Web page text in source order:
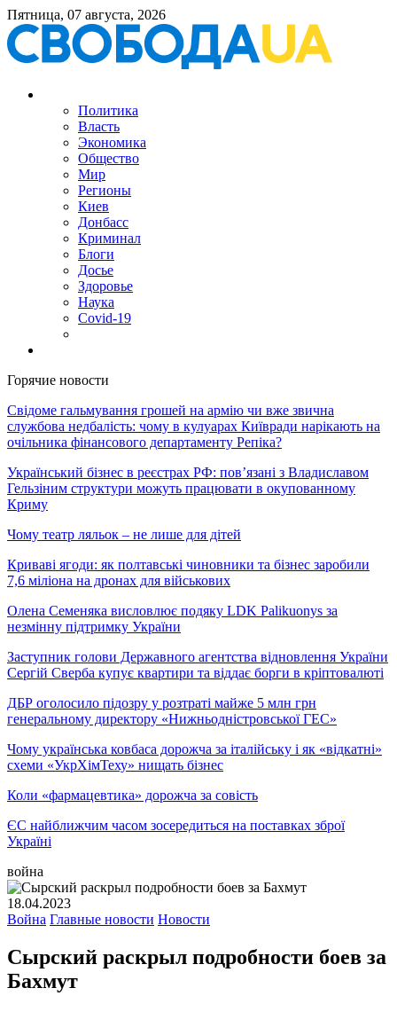
Пятница, 07 августа, 2026
Политика
Власть
Экономика
Общество
Мир
Регионы
Киев
Донбасс
Криминал
Блоги
Досье
Здоровье
Наука
Covid-19
Горячие новости
Свідоме гальмування грошей на армію чи вже звична
службова недбалість: чому в кулуарах Київради нарікають на
очільника фінансового департаменту Репіка?
Український бізнес в реєстрах РФ: пов’язані з Владиславом
Гельзіним структури можуть працювати в окупованному
Криму
Чому театр ляльок – не лише для дітей
Криваві ягоди: як полтавські чиновники та бізнес заробили
7,6 міліона на дронах для військових
Олена Семеняка висловлює подяку LDK Palikuonys за
незмінну підтримку України
Заступник голови Державного агентства відновлення України
Сергій Сверба купує квартири та віддає борги в кріптовалюті
ДБР оголосило підозру у розтраті майже 5 млн грн
генеральному директору «Нижньодністровської ГЕС»
Чому українська ковбаса дорожча за італійську і як «відкатні»
схеми «УкрХімТеху» нищать бізнес
Коли «фармацевтика» дорожча за совість
ЄС найближчим часом зосередиться на поставках зброї
Україні
война
18.04.2023
Война Главные новости Новости
Сырский раскрыл подробности боев за
Бахмут